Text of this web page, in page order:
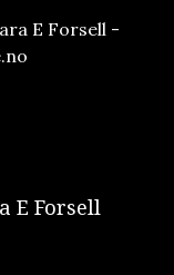
E Forsell -
E Forsell